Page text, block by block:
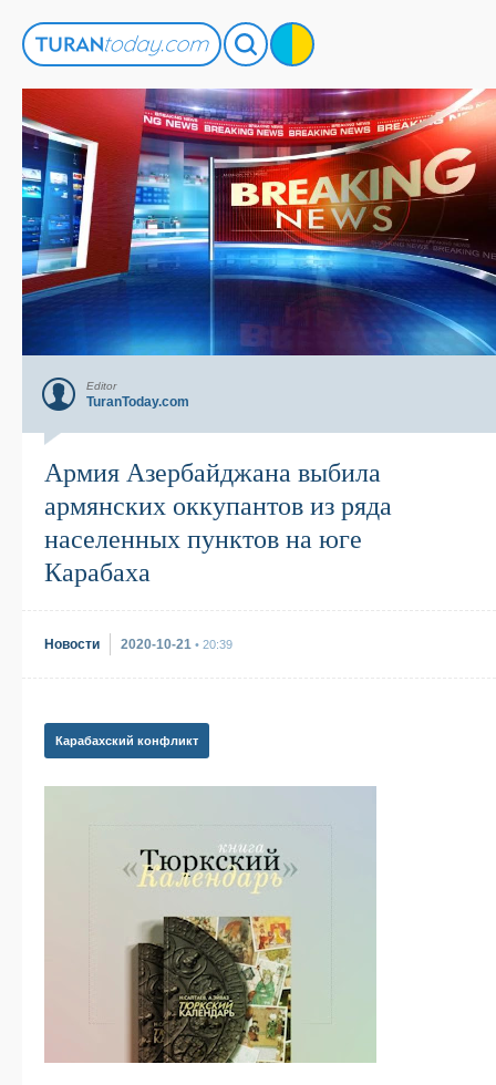
Editor
TuranToday.com
Армия Азербайджана выбила
армянских оккупантов из ряда
населенных пунктов на юге
Карабаха
Новости 2020-10-21 • 20:39
Карабахский конфликт